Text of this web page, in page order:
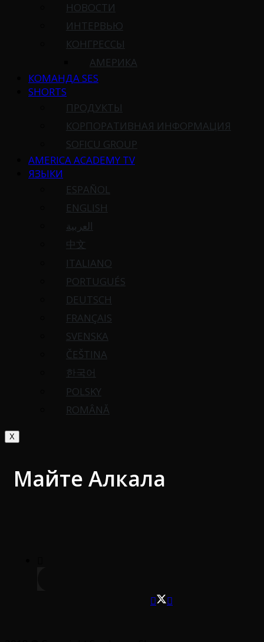
НОВОСТИ
ИНТЕРВЬЮ
КОНГРЕССЫ
АМЕРИКА
КОМАНДА SES
SHORTS
ПРОДУКТЫ
КОРПОРАТИВНАЯ ИНФОРМАЦИЯ
SOFICU GROUP
AMERICA ACADEMY TV
ЯЗЫКИ
ESPAÑOL
ENGLISH
العربية
中文
ITALIANO
PORTUGUÉS
DEUTSCH
FRANÇAIS
SVENSKA
ČEŠTINA
한국어
POLSKY
ROMÂNĂ
X
Майте Алкала